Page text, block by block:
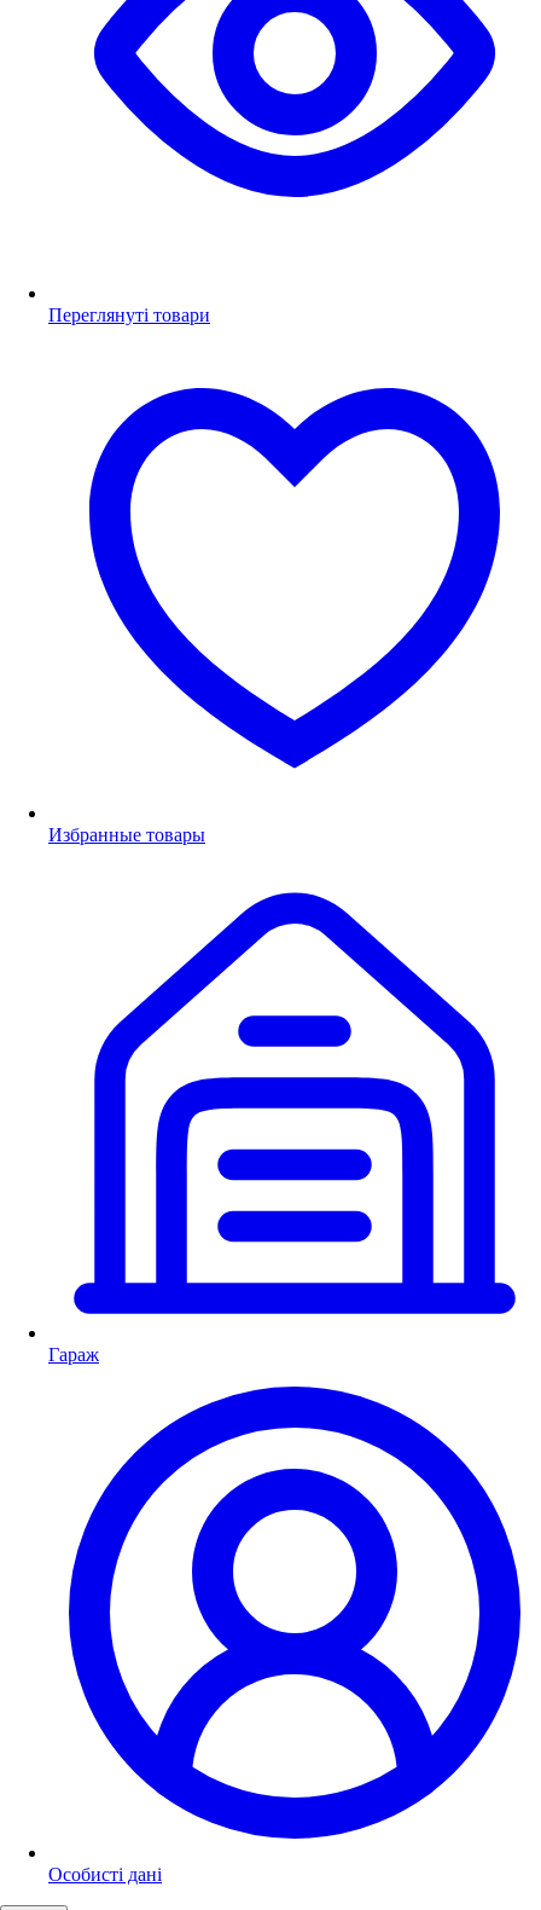
Переглянуті товари
Избранные товары
Гараж
Особисті дані